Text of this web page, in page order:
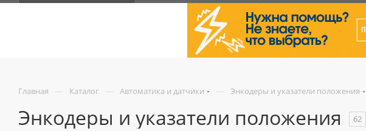
Главная — Каталог — Автоматика и датчики — Энкодеры и указатели положения
Энкодеры и указатели положения 62